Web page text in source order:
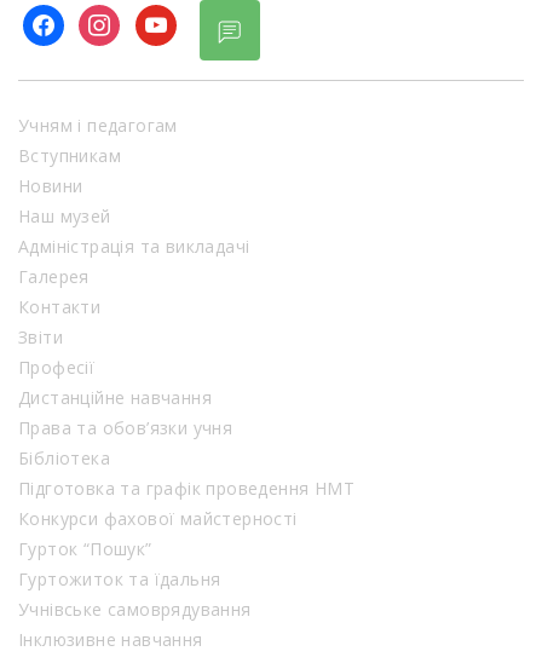
facebookinstagram
youtube
Учням і педагогам
Вступникам
Новини
Наш музей
Адміністрація та викладачі
Галерея
Контакти
Звіти
Професії
Дистанційне навчання
Права та обов’язки учня
Бібліотека
Підготовка та графік проведення НМТ
Конкурси фахової майстерності
Гурток “Пошук”
Гуртожиток та їдальня
Учнівське самоврядування
Інклюзивне навчання